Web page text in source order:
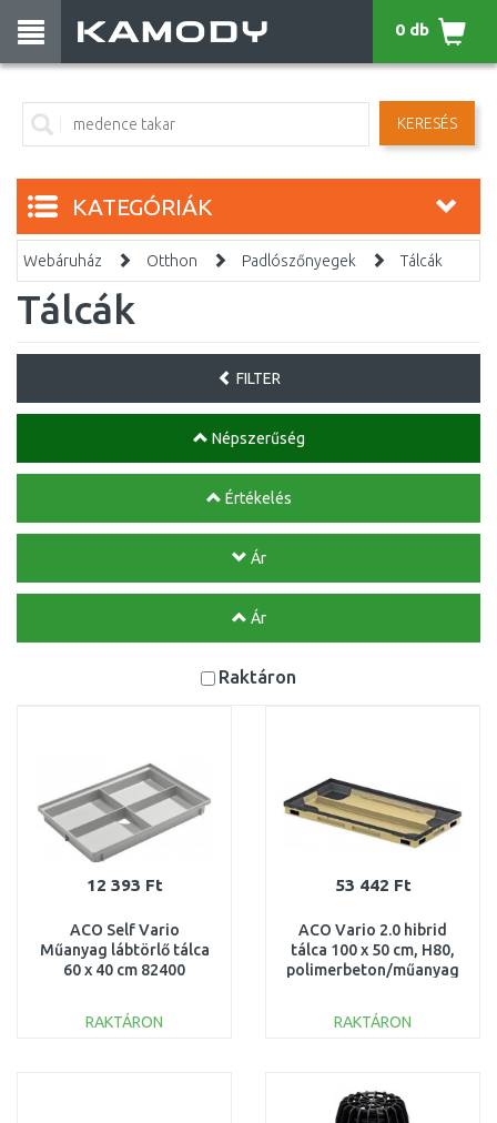
KERESÉS
0 db
KATEGÓRIÁK
Webáruház Otthon Padlószőnyegek Tálcák
Tálcák
FILTER
Népszerűség
Értékelés
Ár
Ár
Raktáron
12 393 Ft
ACO Self Vario
Műanyag lábtörlő tálca
60 x 40 cm 82400
RAKTÁRON
53 442 Ft
ACO Vario 2.0 hibrid
tálca 100 x 50 cm, H80,
polimerbeton/műanyag
RAKTÁRON
Összehasonlítás